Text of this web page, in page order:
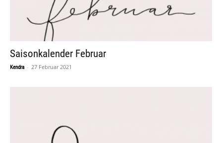
Saisonkalender Februar
Kendra - 27 Februar 2021